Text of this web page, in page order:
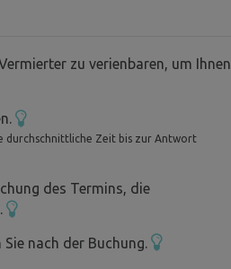
zu verienbaren, um Ihnen
durchschnittliche Zeit bis zur Antwort
des Termins, die
nach der Buchung.